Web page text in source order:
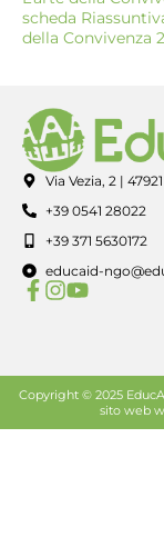
scheda
della Convivenza
Via Vezia, 2 |
+39 0541 28022
+39 371 5630172
educaid-
Copyright © 2025
sito web